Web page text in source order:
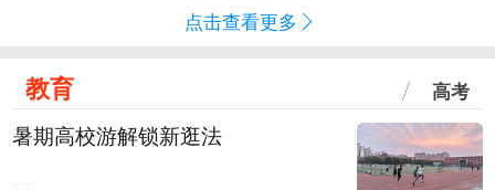
点击查看更多
教育 高考
暑期高校游解锁新逛法